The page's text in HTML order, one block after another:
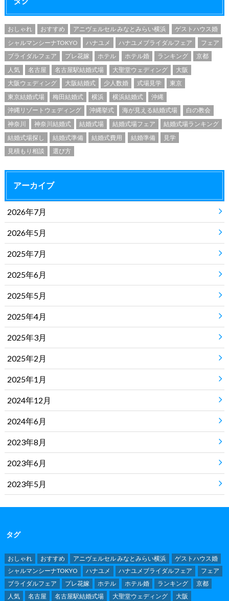
おしゃれ おすすめ アニヴェルセル みなとみらい横浜
ゲストハウス婚
シャルマンシーナTOKYO
ハナユメ ハナユメブライダルフェア
フェア
ブライダルフェア
プレ花嫁 ホテル ホテル婚 ランキング
京都
人気
名古屋 名古屋駅結婚式場 大聖堂ウェディング
大阪
大阪ウェディング
大阪結婚式 少人数婚 式場見学
東京
東京結婚式場
梅田結婚式 横浜 横浜結婚式
沖縄
沖縄リゾートウェディング
沖縄挙式 海が見える結婚式場
白の教会
神奈川
神奈川結婚式 結婚式場 結婚式場フェア
結婚式場ランキング
結婚式場探し
結婚式準備 結婚式費用 結婚準備
見学
見積もり相談
選び方
アーカイブ
2026年7月
2026年5月
2025年7月
2025年6月
2025年5月
2025年4月
2025年3月
2025年2月
2025年1月
2024年12月
2024年6月
2023年8月
2023年6月
2023年5月
タグ
おしゃれ おすすめ アニヴェルセル みなとみらい横浜
ゲストハウス婚
シャルマンシーナTOKYO
ハナユメ ハナユメブライダルフェア
フェア
ブライダルフェア
プレ花嫁 ホテル ホテル婚 ランキング
京都
人気
名古屋 名古屋駅結婚式場 大聖堂ウェディング
大阪